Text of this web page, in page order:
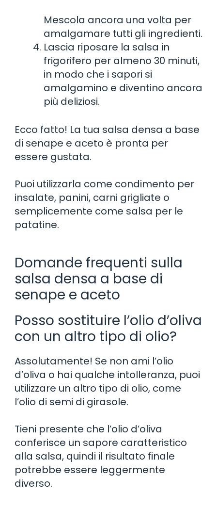
Mescola ancora una volta per
amalgamare tutti gli ingredienti.
Lascia riposare la salsa in
frigorifero per almeno 30 minuti,
in modo che i sapori si
amalgamino e diventino ancora
più deliziosi.
Ecco fatto! La tua salsa densa a base
di senape e aceto è pronta per
essere gustata.
Puoi utilizzarla come condimento per
insalate, panini, carni grigliate o
semplicemente come salsa per le
patatine.
Domande frequenti sulla
salsa densa a base di
senape e aceto
Posso sostituire l’olio d’oliva
con un altro tipo di olio?
Assolutamente! Se non ami l’olio
d’oliva o hai qualche intolleranza, puoi
utilizzare un altro tipo di olio, come
l’olio di semi di girasole.
Tieni presente che l’olio d’oliva
conferisce un sapore caratteristico
alla salsa, quindi il risultato finale
potrebbe essere leggermente
diverso.